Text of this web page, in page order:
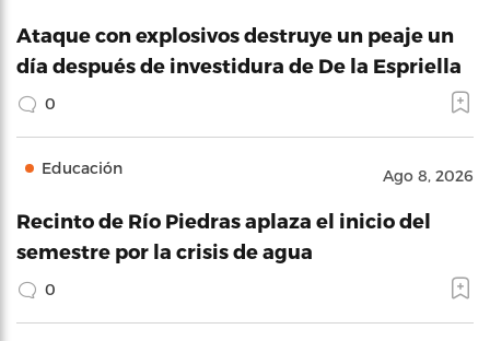
Ataque con explosivos destruye un peaje un
día después de investidura de De la Espriella
0
Educación Ago 8, 2026
Recinto de Río Piedras aplaza el inicio del
semestre por la crisis de agua
0